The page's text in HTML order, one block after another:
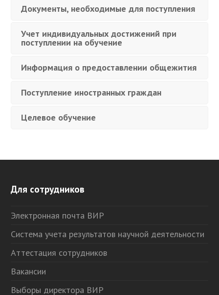
Документы, необходимые для поступления
Учет индивидуальных достижений при
поступлении на обучение
Информация о предоставлении общежития
Поступление иностранных граждан
Целевое обучение
Для сотрудников
Электронная почта ВИР
Система учета результатов научной деятельности
Аттестация сотрудников
Вакансии
Выборы директора ВИР